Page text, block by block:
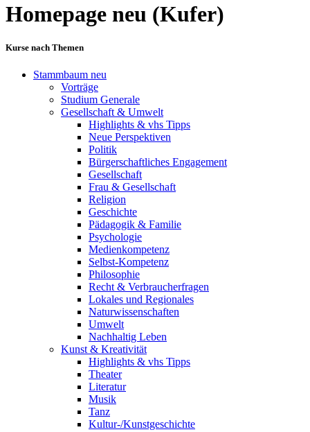
Homepage neu (Kufer)
Kurse nach Themen
Stammbaum neu
Vorträge
Studium Generale
Gesellschaft & Umwelt
Highlights & vhs Tipps
Neue Perspektiven
Politik
Bürgerschaftliches Engagement
Gesellschaft
Frau & Gesellschaft
Religion
Geschichte
Pädagogik & Familie
Psychologie
Medienkompetenz
Selbst-Kompetenz
Philosophie
Recht & Verbraucherfragen
Lokales und Regionales
Naturwissenschaften
Umwelt
Nachhaltig Leben
Kunst & Kreativität
Highlights & vhs Tipps
Theater
Literatur
Musik
Tanz
Kultur-/Kunstgeschichte